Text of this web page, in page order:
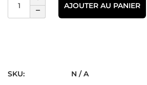
AJOUTER AU PANIER
SKU:
N / A